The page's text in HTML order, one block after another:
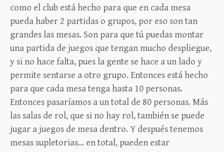
como el club está hecho para que en cada mesa
pueda haber 2 partidas o grupos, por eso son tan
grandes las mesas. Son para que tú puedas montar
una partida de juegos que tengan mucho despliegue,
y si no hace falta, pues la gente se hace a un lado y
permite sentarse a otro grupo. Entonces está hecho
para que cada mesa tenga hasta 10 personas.
Entonces pasaríamos a un total de 80 personas. Más
las salas de rol, que si no hay rol, también se puede
jugar a juegos de mesa dentro. Y después tenemos
mesas supletorias… en total, pueden estar